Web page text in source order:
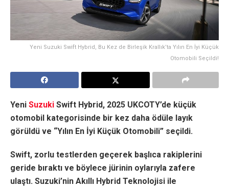
Yeni Suzuki Swift Hybrid, Bu Kez de Birleşik Krallık’ta Yılın En İyi Küçük
Otomobili Seçildi!
Yeni Suzuki Swift Hybrid, 2025 UKCOTY’de küçük
otomobil kategorisinde bir kez daha ödüle layık
görüldü ve “Yılın En İyi Küçük Otomobili” seçildi.
Swift, zorlu testlerden geçerek başlıca rakiplerini
geride bıraktı ve böylece jürinin oylarıyla zafere
ulaştı. Suzuki’nin Akıllı Hybrid Teknolojisi ile